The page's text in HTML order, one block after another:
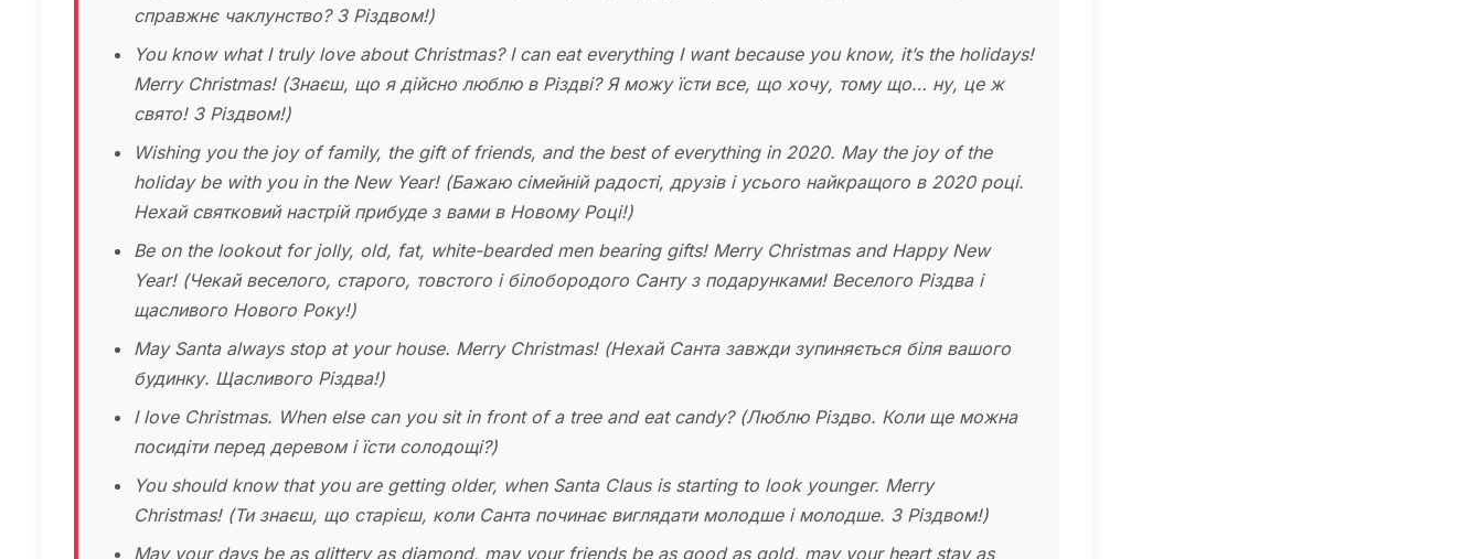
справжнє чаклунство? З Різдвом!)
You know what I truly love about Christmas? I can eat everything I want because you know, it’s the holidays!
Merry Christmas! (Знаєш, що я дійсно люблю в Різдві? Я можу їсти все, що хочу, тому що… ну, це ж
свято! З Різдвом!)
Wishing you the joy of family, the gift of friends, and the best of everything in 2020. May the joy of the
holiday be with you in the New Year!(Бажаю сімейній радості, друзів і усього найкращого в 2020 році.
Нехай святковий настрій прибуде з вами в Новому Році!)
Be on the lookout for jolly, old, fat, white-bearded men bearing gifts! Merry Christmas and Happy New
Year! (Чекай веселого, старого, товстого і білобородого Санту з подарунками! Веселого Різдва і
щасливого Нового Року!)
May Santa always stop at your house. Merry Christmas! (Нехай Санта завжди зупиняється біля вашого
будинку. Щасливого Різдва!)
I love Christmas. When else can you sit in front of a tree and eat candy? (Люблю Різдво. Коли ще можна
посидіти перед деревом і їсти солодощі?)
You should know that you are getting older, when Santa Claus is starting to look younger. Merry
Christmas! (Ти знаєш, що старієш, коли Санта починає виглядати молодше і молодше. З Різдвом!)
May your days be as glittery as diamond, may your friends be as good as gold, may your heart stay as